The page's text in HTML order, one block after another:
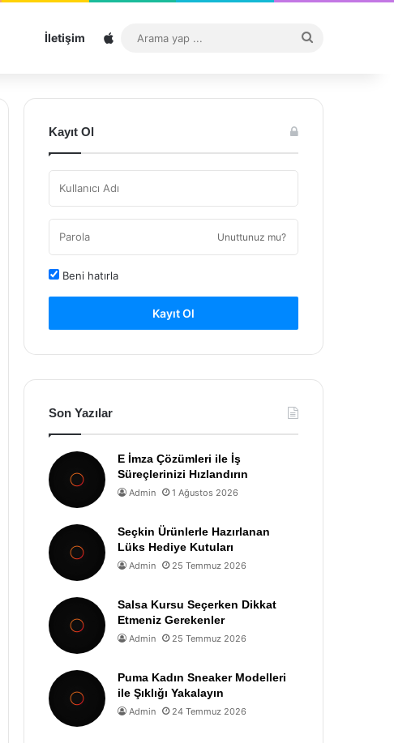
İletişim Sitemap
...
Kayıt Ol
Unuttunuz mu?
Beni hatırla
Kayıt Ol
Son Yazılar
E İmza Çözümleri ile İş
Süreçlerinizi Hızlandırın
Admin 1 Ağustos 2026
Seçkin Ürünlerle Hazırlanan
Lüks Hediye Kutuları
Admin 25 Temmuz 2026
Salsa Kursu Seçerken Dikkat
Etmeniz Gerekenler
Admin 25 Temmuz 2026
Puma Kadın Sneaker Modelleri
ile Şıklığı Yakalayın
Admin 24 Temmuz 2026